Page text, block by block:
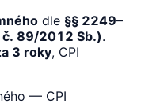
dle §§ 2249–
89/2012 Sb.).
3 roky, CPI
— CPI